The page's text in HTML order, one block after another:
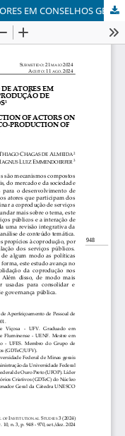
CONEXÕES ENTRE A INTERAÇÃO DE ATORES EM CONSELHOS GESTORES E A COPRODUÇÃO DE SERVIÇOS PÚBLICOS